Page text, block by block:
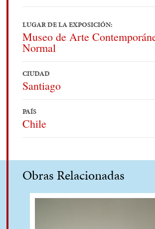
LUGAR DE LA EXPOSICIÓN:
Museo de Arte
Normal
CIUDAD
Santiago
PAÍS
Chile
Obras Relacionadas